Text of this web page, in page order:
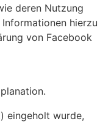
deren Nutzung
hierzu
von Facebook
eingeholt wurde,